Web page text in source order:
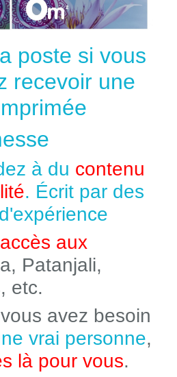
poste si vous
recevoir une
à du contenu
. Écrit par des
accès aux
Patanjali,
etc.
avez besoin
vrai personne,
là pour vous.